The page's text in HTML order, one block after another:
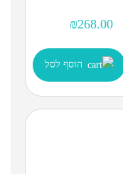
₪268.00
הוסף לסל